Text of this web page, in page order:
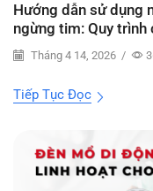
Hướng dẫn sử dụng
ngừng tim: Quy trình
Tháng 4 14, 2026 /
Tiếp Tục Đọc